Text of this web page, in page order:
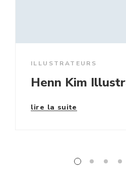
ILLUSTRATEURS
Henn Kim
lire la suite